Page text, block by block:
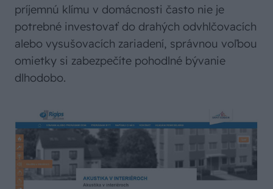
príjemnú klímu v domácnosti často nie je
potrebné investovať do drahých odvhlčovacích
alebo vysušovacích zariadení, správnou voľbou
omietky si zabezpečíte pohodlné bývanie
dlhodobo.